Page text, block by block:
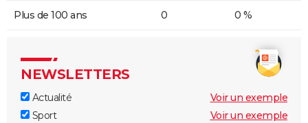
Plus de 100 ans 0 0 %
NEWSLETTERS
Actualité
Voir un exemple
Sport
Voir un exemple